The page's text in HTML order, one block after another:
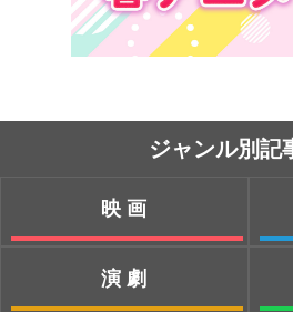
ジャンル別記
映画
演劇